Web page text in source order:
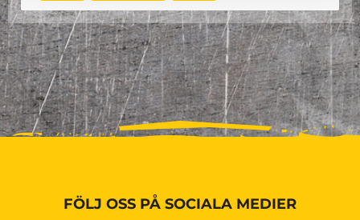
FÖLJ OSS PÅ SOCIALA MEDIER